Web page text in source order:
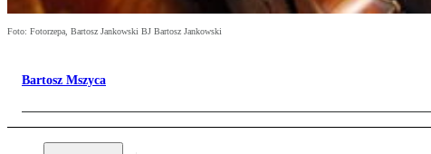
Foto: Fotorzepa, Bartosz Jankowski BJ Bartosz Jankowski
Bartosz Mszyca